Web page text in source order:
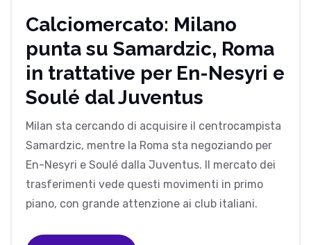
Calciomercato: Milano
punta su Samardzic, Roma
in trattative per En-Nesyri e
Soulé dal Juventus
Milan sta cercando di acquisire il centrocampista
Samardzic, mentre la Roma sta negoziando per
En-Nesyri e Soulé dalla Juventus. Il mercato dei
trasferimenti vede questi movimenti in primo
piano, con grande attenzione ai club italiani.